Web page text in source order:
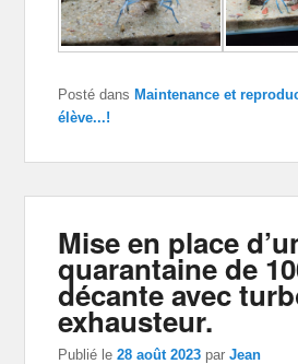
Posté dans Maintenance et
élève...!
Mise en place
quarantaine de
décante avec
exhausteur.
Publié le28 août 2023 parJean